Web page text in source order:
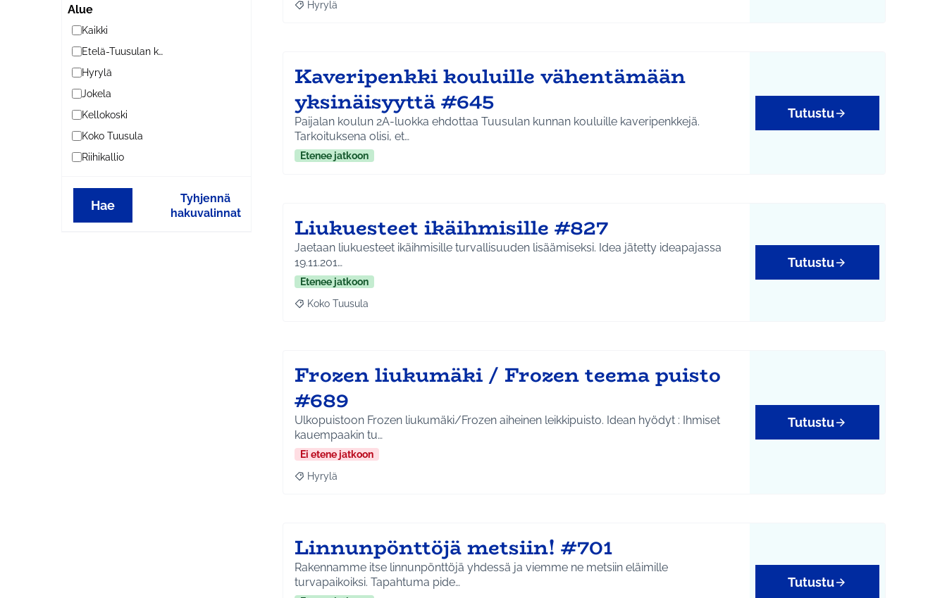
Alue
Kaikki
Etelä-Tuusulan kylät
Hyrylä
Jokela
Kellokoski
Koko Tuusula
Riihikallio
Hae
Tyhjennä
hakuvalinnat
Rajaa tulokset aihepiirin mukaan: Hyrylä
Hyrylä
Kaveripenkki kouluille vähentämään
yksinäisyyttä #645
Paijalan koulun 2A-luokka ehdottaa Tuusulan kunnan kouluille kaveripenkkejä.
Tarkoituksena olisi, et…
Etenee jatkoon
Tutustu
Liukuesteet ikäihmisille #827
Jaetaan liukuesteet ikäihmisille turvallisuuden lisäämiseksi. Idea jätetty ideapajassa
19.11.201…
Etenee jatkoon
Rajaa tulokset aihepiirin mukaan: Koko Tuusula
Koko Tuusula
Tutustu
Frozen liukumäki / Frozen teema puisto
#689
Ulkopuistoon Frozen liukumäki/Frozen aiheinen leikkipuisto. Idean hyödyt : Ihmiset
kauempaakin tu…
Ei etene jatkoon
Rajaa tulokset aihepiirin mukaan: Hyrylä
Hyrylä
Tutustu
Linnunpönttöjä metsiin! #701
Rakennamme itse linnunpönttöjä yhdessä ja viemme ne metsiin eläimille
turvapaikoiksi. Tapahtuma pide…
Tutustu